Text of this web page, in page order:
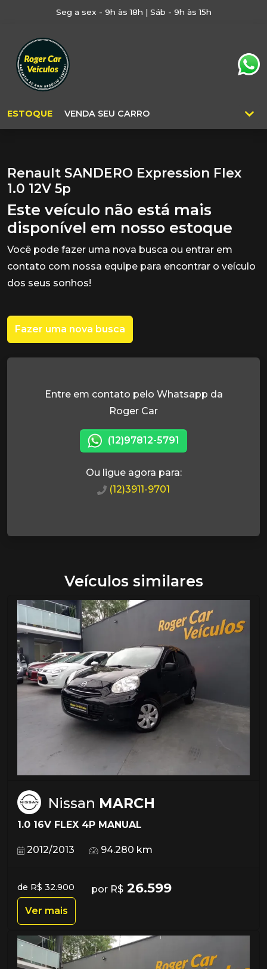
Seg a sex - 9h às 18h | Sáb - 9h às 15h
ESTOQUE VENDA SEU CARRO
Renault SANDERO Expression Flex
1.0 12V 5p
Este veículo não está mais
disponível em nosso estoque
Você pode fazer uma nova busca ou entrar em
contato com nossa equipe para encontrar o veículo
dos seus sonhos!
Fazer uma nova busca
Entre em contato pelo Whatsapp da
Roger Car
(12)97812-5791
Ou ligue agora para:
(12)3911-9701
Veículos similares
Nissan MARCH
1.0 16V FLEX 4P MANUAL
2012/2013 94.280 km
de R$ 32.900 por R$ 26.599
Ver mais